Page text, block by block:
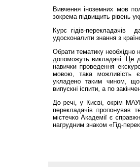
Вивчення іноземних мов
зокрема підвищить рівень
Курс гідів-перекладачів
удосконалити знання з
Обрати тематику необхідно
допоможуть викладачі. Це
навички проведення
мовою, така можливість є
укладено таким чином, що
випускні іспити, а по
До речі, у Києві, окрім
перекладачів пропонував
містечко Академії є
нагрудним знаком «Гід-